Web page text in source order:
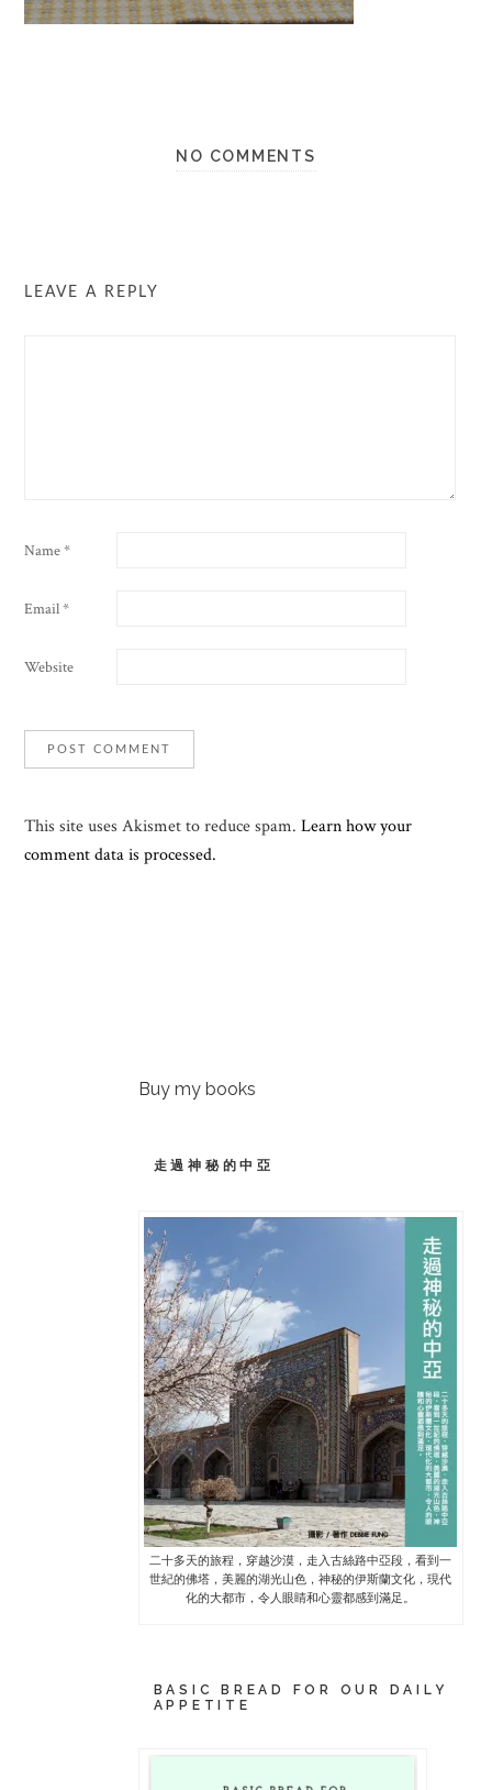
NO COMMENTS
LEAVE A REPLY
Name*
Email*
Website
This site uses Akismet to reduce spam.Learn how your
comment data is processed.
Buy my books
走過神秘的中亞
二十多天的旅程，穿越沙漠，走入古絲路中亞段，看到一
世紀的佛塔，美麗的湖光山色，神秘的伊斯蘭文化，現代
化的大都市，令人眼睛和心靈都感到滿足。
BASIC BREAD FOR OUR DAILY
APPETITE